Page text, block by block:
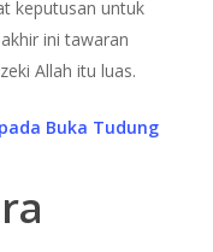
keputusan untuk
ini tawaran
Allah itu luas.
Buka Tudung